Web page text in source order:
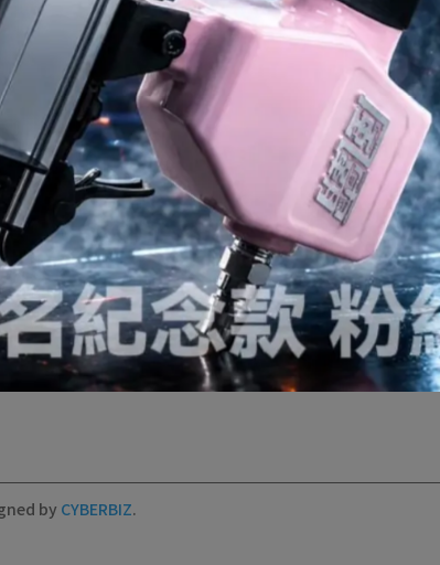
Service: 10:00-17:00
by CYBERBIZ.